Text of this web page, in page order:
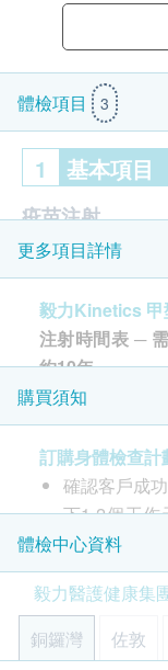
體檢項目 3
1 基本項目
疫苗注射
注射疫苗前由
由註冊醫生/
更多項目詳情
毅力Kinetics 甲
注射時間表 ─
約10年。
甲型肝炎是一
和食水傳染，
型的例子，衛生
美及部份非洲
大部份甲型肝
及有黃膽徵狀
竭。本身患有慢
型肝炎，現在雖
卻十分顯著。
購買須知
訂購身體檢查計
確認客戶成
下1-2個工作
查的時間和
客戶亦可致
灣)3520
4866 /
部份檢查只
體檢中心資料
毅力醫護健康集
銅鑼灣
佐敦